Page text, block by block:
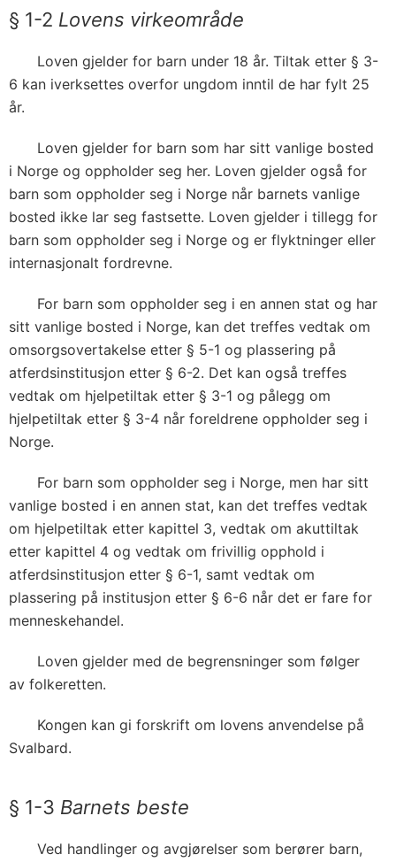
§ 1-2 Lovens virkeområde
Loven gjelder for barn under 18 år. Tiltak etter § 3-
6 kan iverksettes overfor ungdom inntil de har fylt 25
år.
Loven gjelder for barn som har sitt vanlige bosted
i Norge og oppholder seg her. Loven gjelder også for
barn som oppholder seg i Norge når barnets vanlige
bosted ikke lar seg fastsette. Loven gjelder i tillegg for
barn som oppholder seg i Norge og er flyktninger eller
internasjonalt fordrevne.
For barn som oppholder seg i en annen stat og har
sitt vanlige bosted i Norge, kan det treffes vedtak om
omsorgsovertakelse etter § 5-1 og plassering på
atferdsinstitusjon etter § 6-2. Det kan også treffes
vedtak om hjelpetiltak etter § 3-1 og pålegg om
hjelpetiltak etter § 3-4 når foreldrene oppholder seg i
Norge.
For barn som oppholder seg i Norge, men har sitt
vanlige bosted i en annen stat, kan det treffes vedtak
om hjelpetiltak etter kapittel 3, vedtak om akuttiltak
etter kapittel 4 og vedtak om frivillig opphold i
atferdsinstitusjon etter § 6-1, samt vedtak om
plassering på institusjon etter § 6-6 når det er fare for
menneskehandel.
Loven gjelder med de begrensninger som følger
av folkeretten.
Kongen kan gi forskrift om lovens anvendelse på
Svalbard.
§ 1-3 Barnets beste
Ved handlinger og avgjørelser som berører barn,